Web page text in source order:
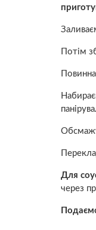
Потім
Для
через